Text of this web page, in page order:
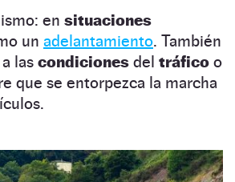
en situaciones
un adelantamiento. También
a las condiciones del tráfico o
que se entorpezca la marcha